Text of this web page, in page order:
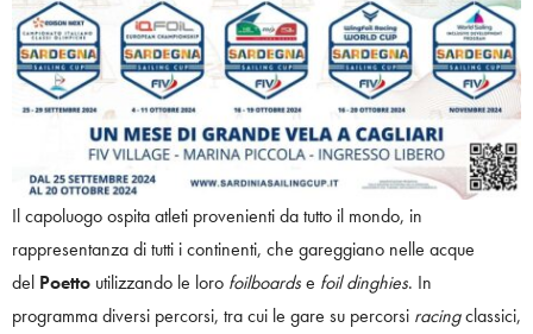
Il capoluogo ospita atleti provenienti da tutto il mondo, in
rappresentanza di tutti i continenti, che gareggiano nelle acque
del Poetto utilizzando le loro foilboardse foil dinghies. In
programma diversi percorsi, tra cui le gare su percorsi racingclassici,